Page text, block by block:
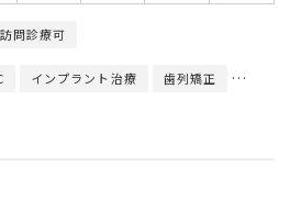
訪問診療可
インプラント治療 歯列矯正 部分矯正